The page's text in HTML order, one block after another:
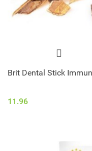
Brit Dental Stick
11.96